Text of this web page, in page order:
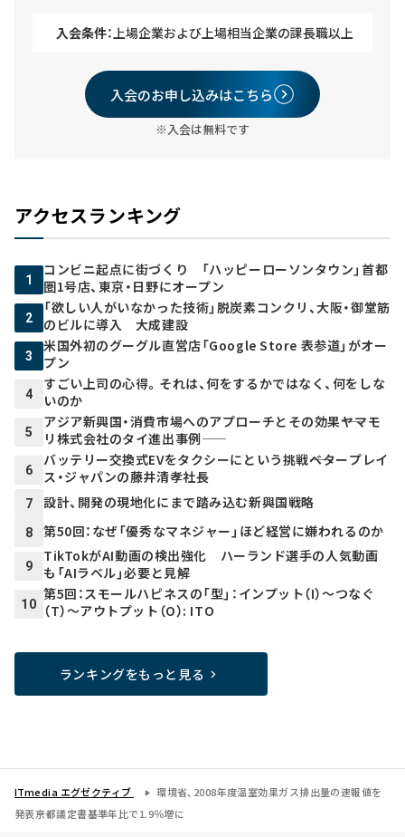
入会条件：上場企業および上場相当企業の課長職以上
入会のお申し込みはこちら
※入会は無料です
アクセスランキング
1
コンビニ起点に街づくり 「ハッピーローソンタウン」首都
圏1号店、東京・日野にオープン
2
「欲しい人がいなかった技術」脱炭素コンクリ、大阪・御堂筋
のビルに導入 大成建設
3
米国外初のグーグル直営店「Google Store 表参道」がオー
プン
4
すごい上司の心得。それは、何をするかではなく、何をしな
いのか
5
アジア新興国・消費市場へのアプローチとその効果――ヤマモ
リ株式会社のタイ進出事例――
6
バッテリー交換式EVをタクシーにという挑戦――ベタープレイ
ス・ジャパンの藤井清孝社長
7 設計、開発の現地化にまで踏み込む新興国戦略
8 第50回：なぜ「優秀なマネジャー」ほど経営に嫌われるのか
9
TikTokがAI動画の検出強化 ハーランド選手の人気動画
も「AIラベル」必要と見解
10
第5回：スモールハピネスの「型」：インプット（I）～つなぐ
（T）～アウトプット（O）: ITO
ランキングをもっと見る
ITmedia エグゼクティブ
環境省、2008年度温室効果ガス排出量の速報値を
発表――京都議定書基準年比で1.9％増に